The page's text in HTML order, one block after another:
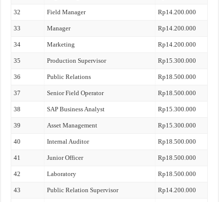
32 Field Manager Rp14.200.000
33 Manager Rp14.200.000
34 Marketing Rp14.200.000
35 Production Supervisor Rp15.300.000
36 Public Relations Rp18.500.000
37 Senior Field Operator Rp18.500.000
38 SAP Business Analyst Rp15.300.000
39 Asset Management Rp15.300.000
40 Internal Auditor Rp18.500.000
41 Junior Officer Rp18.500.000
42 Laboratory Rp18.500.000
43 Public Relation Supervisor Rp14.200.000